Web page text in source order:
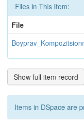
Files in This Item:
File
Show full item record
Items in DSpace are